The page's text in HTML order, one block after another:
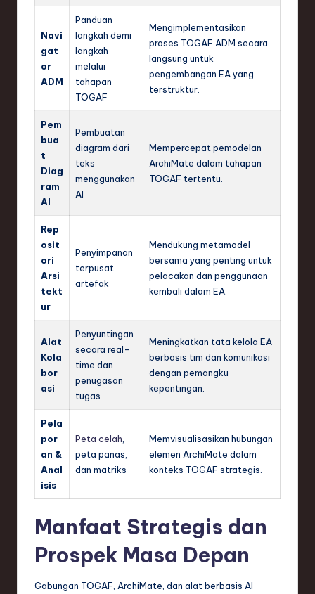
Navi
gat
or
ADM
Panduan
langkah demi
langkah
melalui
tahapan
TOGAF
Mengimplementasikan
proses TOGAF ADM secara
langsung untuk
pengembangan EA yang
terstruktur.
Pem
bua
t
Diag
ram
AI
Pembuatan
diagram dari
teks
menggunakan
AI
Mempercepat pemodelan
ArchiMate dalam tahapan
TOGAF tertentu.
Rep
osit
ori
Arsi
tekt
ur
Penyimpanan
terpusat
artefak
Mendukung metamodel
bersama yang penting untuk
pelacakan dan penggunaan
kembali dalam EA.
Alat
Kola
bor
asi
Penyuntingan
secara real-
time dan
penugasan
tugas
Meningkatkan tata kelola EA
berbasis tim dan komunikasi
dengan pemangku
kepentingan.
Pela
por
an &
Anal
isis
Peta celah
peta panas,
dan matriks
Memvisualisasikan hubungan
elemen ArchiMate dalam
konteks TOGAF strategis.
Manfaat Strategis dan
Prospek Masa Depan
Gabungan TOGAF, ArchiMate, dan alat berbasis AI